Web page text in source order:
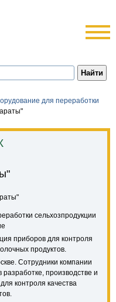
для переработки
сельхозпродукции
приборов для контроля
продуктов.
Сотрудники компании
производстве и
контроля качества